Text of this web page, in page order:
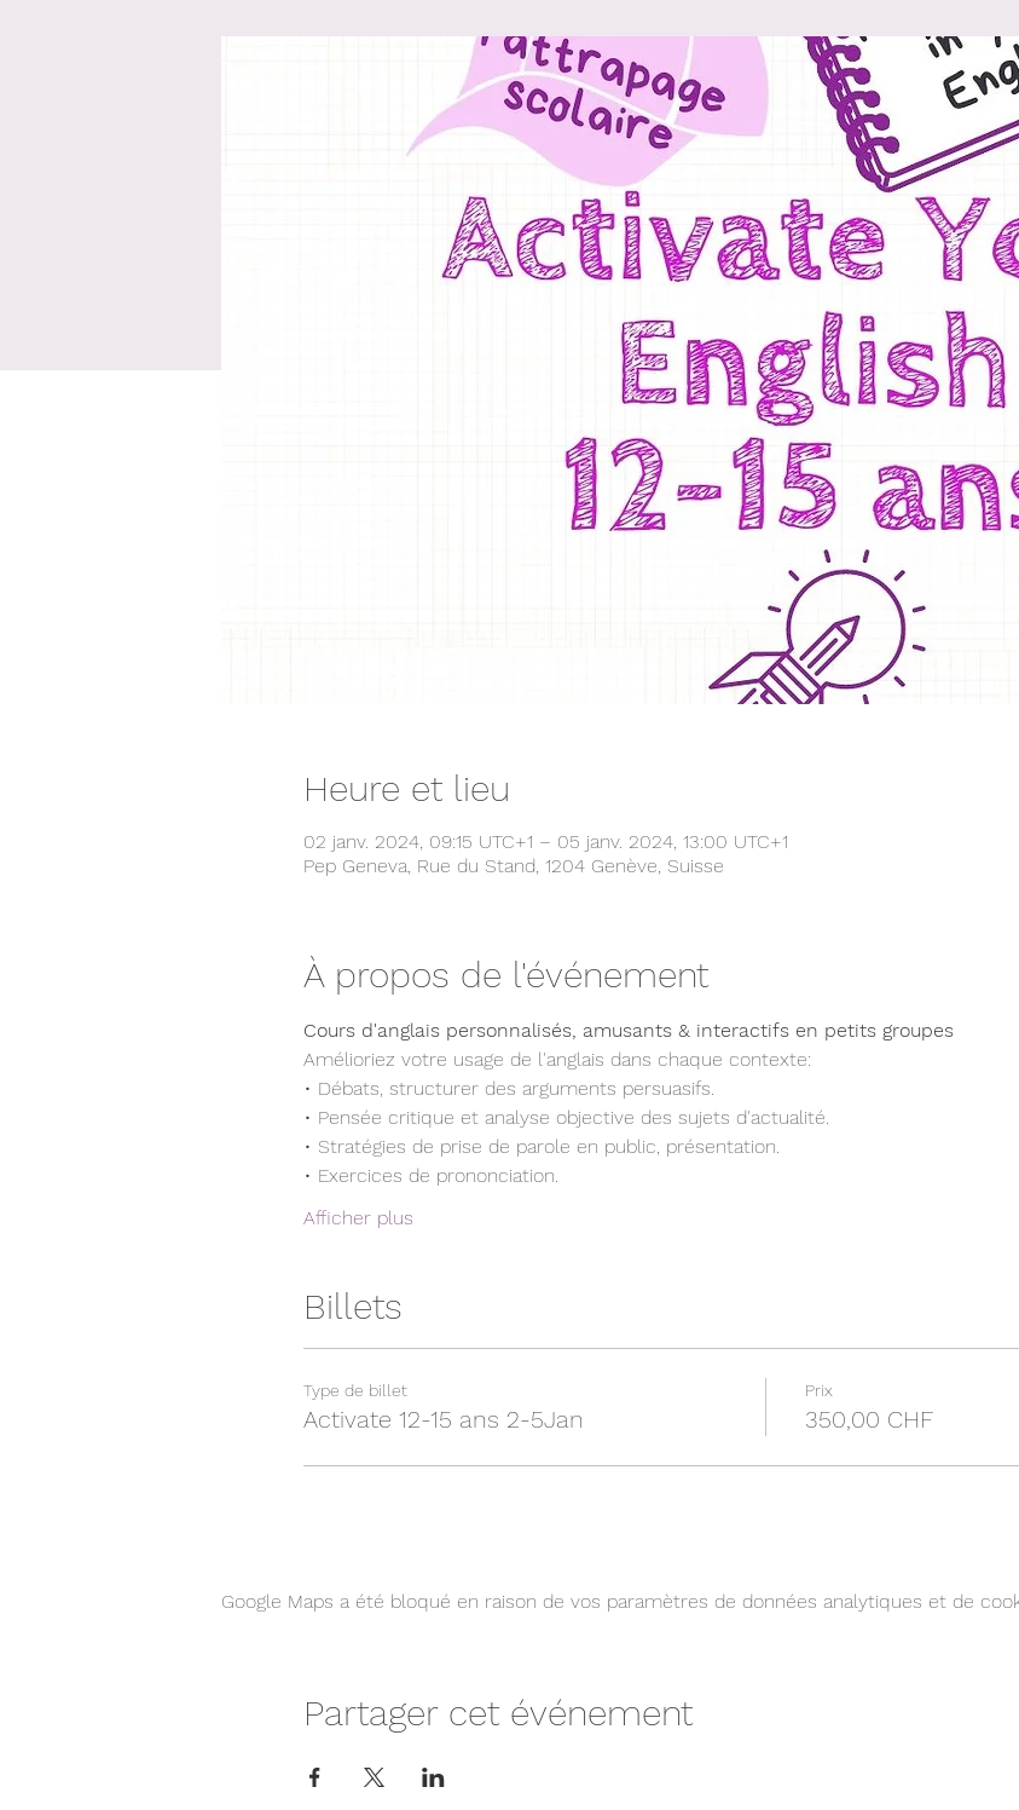
Heure et lieu
02 janv. 2024, 09:15 UTC+1 – 05 janv. 2024, 13:00 UTC+1
Pep Geneva, Rue du Stand, 1204 Genève, Suisse
À propos de l'événement
Cours d'anglais personnalisés, amusants & interactifs en petits groupes
Amélioriez votre usage de l'anglais dans chaque contexte:
• Débats, structurer des arguments persuasifs.
• Pensée critique et analyse objective des sujets d'actualité.
• Stratégies de prise de parole en public, présentation.
• Exercices de prononciation.
Afficher plus
Billets
Type de billet
Activate 12-15 ans 2-5Jan
Prix
350,00 CHF
Google Maps a été bloqué en raison de vos paramètres de données analytiques et de
Partager cet événement